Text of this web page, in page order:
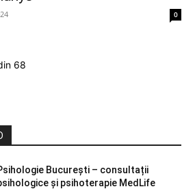
0
68
București – consultații
și psihoterapie MedLife